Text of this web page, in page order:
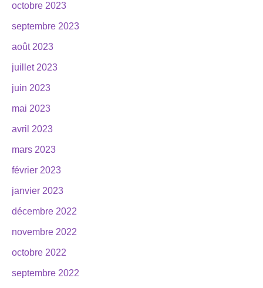
octobre 2023
septembre 2023
août 2023
juillet 2023
juin 2023
mai 2023
avril 2023
mars 2023
février 2023
janvier 2023
décembre 2022
novembre 2022
octobre 2022
septembre 2022